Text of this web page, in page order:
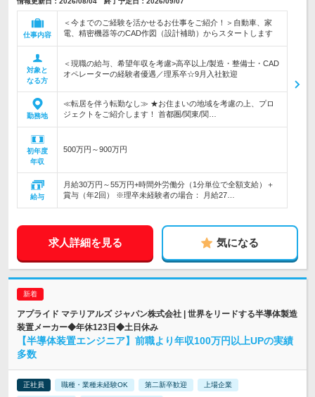
仕事内容
＜今までのご経験を活かせるお仕事をご紹介！＞自動車、家
電、精密機器等のCAD作図（設計補助）からスタートします
対象と
なる方
＜現職の給与、希望年収を考慮>高卒以上/製造・整備士・CAD
オペレーターの経験者優遇／理系卒☆9月入社歓迎
勤務地
≪転居を伴う転勤なし≫ ★お住まいの地域を考慮の上、プロ
ジェクトをご紹介します！ 首都圏/関東/関…
初年度
年収
500万円～900万円
給与
月給30万円～55万円+時間外労働分（1分単位で全額支給）＋
賞与（年2回） ※理卒未経験者の場合： 月給27…
求人詳細を見る 気になる
アプライド マテリアルズ ジャパン株式会社 | 世界をリードする半導体製造
装置メーカー◆年休123日◆土日休み
【半導体装置エンジニア】前職より年収100万円以上UPの実績
多数
正社員 職種・業種未経験OK 第二新卒歓迎 上場企業